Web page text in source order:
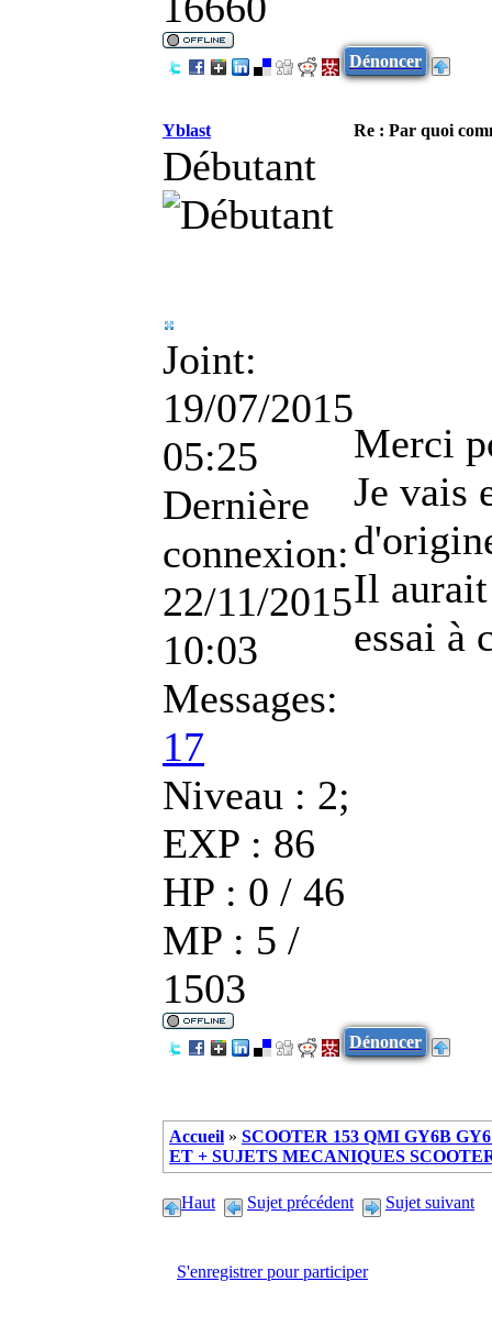
Dénoncer
Yblast Re : Par quoi
Débutant
Joint:
19/07/2015
05:25
Dernière
connexion:
22/11/2015
10:03
Messages:
17
Niveau : 2;
EXP : 86
HP : 0 / 46
MP : 5 /
1503
Merci
Je vais
Il
essai à
Dénoncer
Accueil » SCOOTER 153 QMI GY6B
ET + SUJETS MECANIQUES
Haut Sujet précédent Sujet suivant
S'enregistrer pour participer